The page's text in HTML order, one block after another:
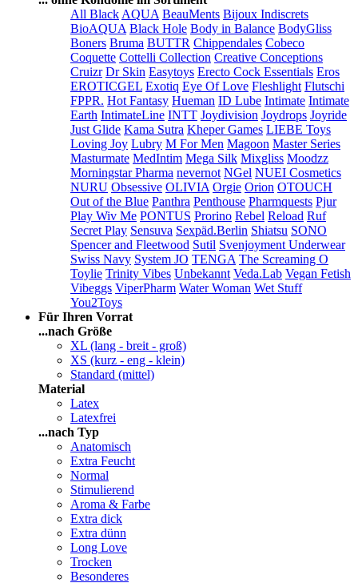
All Black AQUA BeauMents Bijoux Indiscrets
BioAQUA Black Hole Body in Balance BodyGliss
Boners Bruma BUTTR Chippendales Cobeco
Coquette Cottelli Collection Creative Conceptions
Cruizr Dr Skin Easytoys Erecto Cock Essentials Eros
EROTICGEL Exotiq Eye Of Love Fleshlight Flutschi
FPPR. Hot Fantasy Hueman ID Lube Intimate Intimate
Earth IntimateLine INTT Joydivision Joydrops Joyride
Just Glide Kama Sutra Kheper Games LIEBE Toys
Loving Joy Lubry M For Men Magoon Master Series
Masturmate MedIntim Mega Silk Mixgliss Moodzz
Morningstar Pharma nevernot NGel NUEI Cosmetics
NURU Obsessive OLIVIA Orgie Orion OTOUCH
Out of the Blue Panthra Penthouse Pharmquests Pjur
Play Wiv Me PONTUS Prorino Rebel Reload Ruf
Secret Play Sensuva Sexpäd.Berlin Shiatsu SONO
Spencer and Fleetwood Sutil Svenjoyment Underwear
Swiss Navy System JO TENGA The Screaming O
Toylie Trinity Vibes Unbekannt Veda.Lab Vegan Fetish
Vibeggs ViperPharm Water Woman Wet Stuff
You2Toys
Für Ihren Vorrat
...nach Größe
XL (lang - breit - groß)
XS (kurz - eng - klein)
Standard (mittel)
Material
Latex
Latexfrei
...nach Typ
Anatomisch
Extra Feucht
Normal
Stimulierend
Aroma & Farbe
Extra dick
Extra dünn
Long Love
Trocken
Besonderes